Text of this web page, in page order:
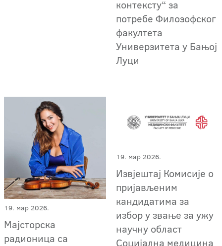
контексту“ за
потребе Филозофског
факултета
Универзитета у Бањој
Луци
19. мар 2026.
Мајсторска
радионица са
19. мар 2026.
Извјештај Комисије о
пријављеним
кандидатима за
избор у звање за ужу
научну област
Социјална медицина